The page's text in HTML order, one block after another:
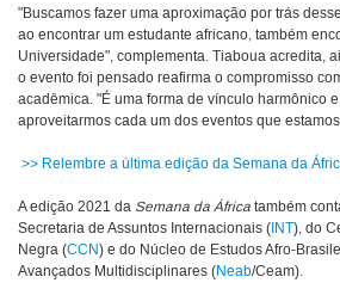
"Buscamos fazer uma aproximação por trás
ao encontrar um estudante africano, também
Universidade", complementa. Tiaboua acredita,
o evento foi pensado reafirma o compromisso
acadêmica. "É uma forma de vínculo harmônico
aproveitarmos cada um dos eventos que
>> Relembre a última edição da Semana da
A edição 2021 da Semana da África também
Secretaria de Assuntos Internacionais (INT), do
Negra (CCN) e do Núcleo de Estudos Afro-
Avançados Multidisciplinares (Neab/Ceam).